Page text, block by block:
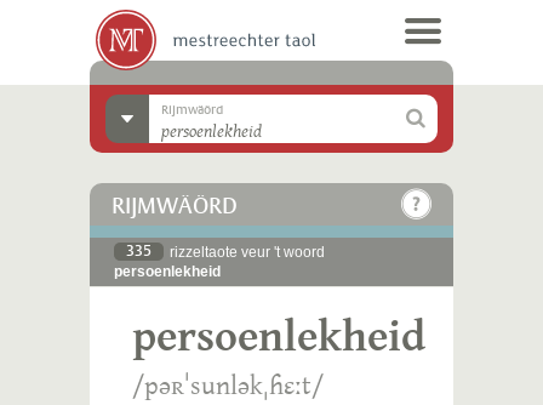
Rijmwäörd
RIJMWÄÖRD
335
rizzeltaote veur 't woord
persoenlekheid
persoenlekheid
/pəʀˈsunləkˌɦɛːt/